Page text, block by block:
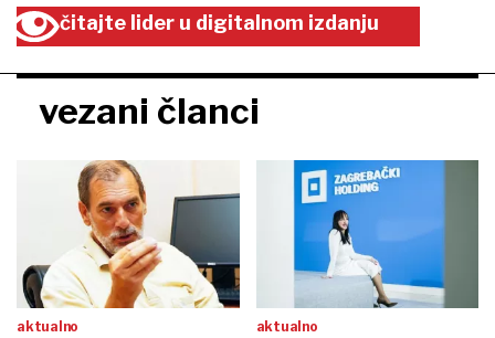
čitajte lider u digitalnom izdanju
vezani članci
aktualno aktualno